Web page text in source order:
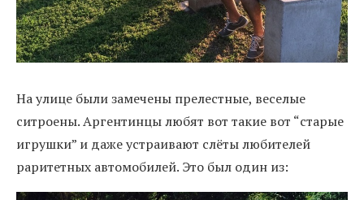
На улице были замечены прелестные, веселые
ситроены. Аргентинцы любят вот такие вот “старые
игрушки” и даже устраивают слёты любителей
раритетных автомобилей. Это был один из: